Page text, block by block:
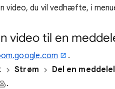
video, du vil vedhæfte, i
video til en
.
Strøm Del en
​​.